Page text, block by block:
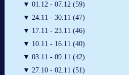
▼ 01.12 - 07.12 (59)
▼ 24.11 - 30.11 (47)
▼ 17.11 - 23.11 (46)
▼ 10.11 - 16.11 (40)
▼ 03.11 - 09.11 (42)
▼ 27.10 - 02.11 (51)